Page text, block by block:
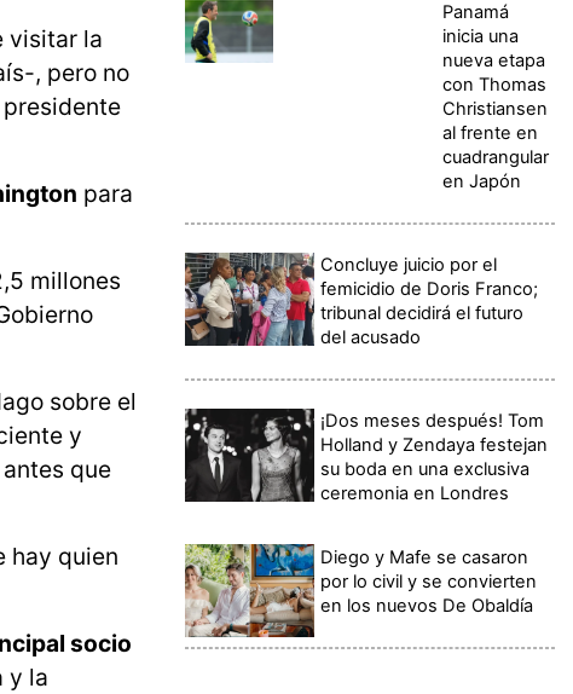
visitar la
, pero no
para
millones
sobre el
y
que
hay quien
socio
y la
Panamá
inicia una
nueva etapa
con Thomas
Christiansen
al frente en
cuadrangular
en Japón
Concluye juicio por el
femicidio de Doris Franco;
tribunal decidirá el futuro
del acusado
¡Dos meses después! Tom
Holland y Zendaya festejan
su boda en una exclusiva
ceremonia en Londres
Diego y Mafe se casaron
por lo civil y se convierten
en los nuevos De Obaldía